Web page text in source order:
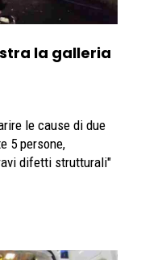
la galleria
le cause di due
5 persone,
difetti strutturali"